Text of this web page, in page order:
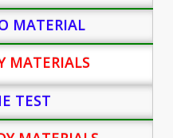
MATERIAL
MATERIALS
TEST